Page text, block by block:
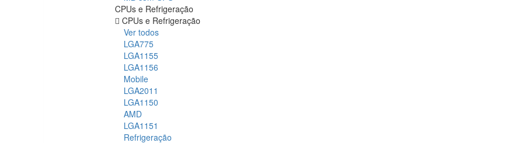
CPUs e Refrigeração
CPUs e Refrigeração
Ver todos
LGA775
LGA1155
LGA1156
Mobile
LGA2011
LGA1150
AMD
LGA1151
Refrigeração